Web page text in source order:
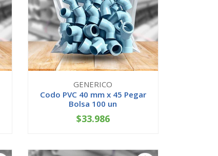
GENERICO
Codo PVC 40 mm x 45 Pegar
Bolsa 100 un
+
$33.986